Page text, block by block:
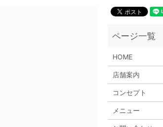
HOME
店舗案内
コンセプト
メニュー